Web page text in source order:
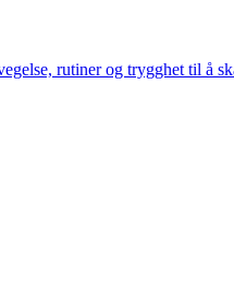
rutiner og trygghet til å